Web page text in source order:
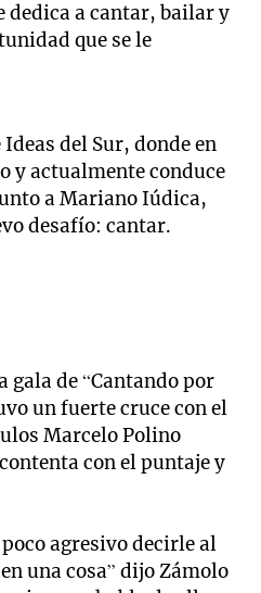
dedica a cantar, bailar y
que se le
del Sur, donde en
y actualmente conduce
a Mariano Iúdica,
desafío: cantar.
gala de “Cantando por
un fuerte cruce con el
Marcelo Polino
con el puntaje y
poco agresivo decirle al
una cosa” dijo Zámolo